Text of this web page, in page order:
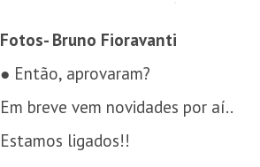
Fotos- Bruno Fioravanti
● Então, aprovaram?
Em breve vem novidades por aí..
Estamos ligados!!